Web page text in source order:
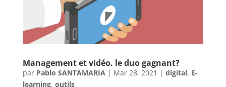
Management et vidéo. le duo gagnant?
par Pablo SANTAMARIA| Mar 28, 2021 | digital, E-
learning, outils